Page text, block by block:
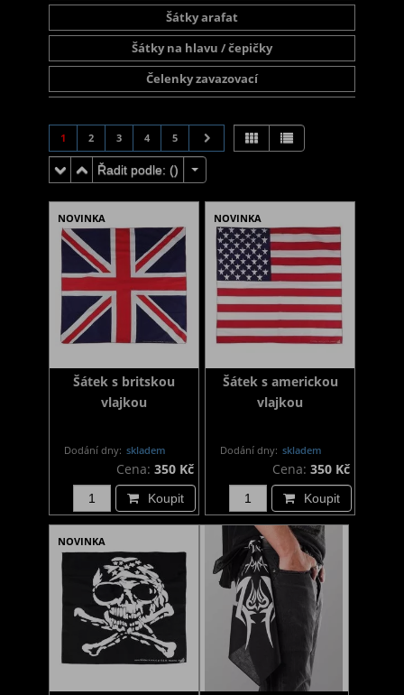
Šátky arafat
Šátky na hlavu / čepičky
Čelenky zavazovací
1 2 3 4 5
Řadit podle: ()
NOVINKA
Šátek s britskou
vlajkou
Dodání dny: skladem
Cena: 350 Kč
Koupit
NOVINKA
Šátek s americkou
vlajkou
Dodání dny: skladem
Cena: 350 Kč
Koupit
NOVINKA